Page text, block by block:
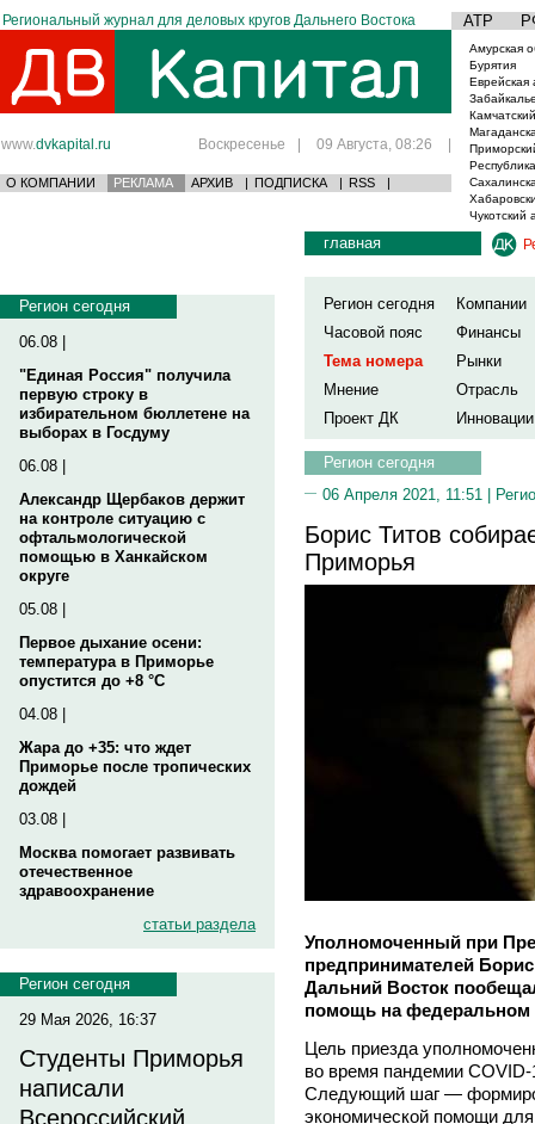
Региональный журнал для деловых кругов Дальнего Востока АТР
www.dvkapital.ru Воскресенье | 09 Августа, 08:26 |
О КОМПАНИИ РЕКЛАМА АРХИВ | ПОДПИСКА | RSS |
Амурская
Бурятия
Еврейская
Чукотский
Регион сегодня
06.08 |
"Единая Россия" получила
первую строку в
избирательном бюллетене на
выборах в Госдуму
06.08 |
Александр Щербаков держит
на контроле ситуацию с
офтальмологической
помощью в Ханкайском
округе
05.08 |
Первое дыхание осени:
температура в Приморье
опустится до +8 °C
04.08 |
Жара до +35: что ждет
Приморье после тропических
дождей
03.08 |
Москва помогает развивать
отечественное
здравоохранение
статьи раздела
Регион сегодня
29 Мая 2026, 16:37
Студенты Приморья
написали
Всероссийский
главная
Регион сегодня
Компании
Часовой пояс
Финансы
Тема номера
Рынки
Мнение
Отрасль
Проект ДК
Инновации
Регион сегодня
06 Апреля 2021, 11:51 |
Борис Титов
Приморья
Уполномоченный при
предпринимателей
Дальний Восток
помощь на федеральном
Цель приезда
во время пандемии
Следующий шаг —
экономической помощи